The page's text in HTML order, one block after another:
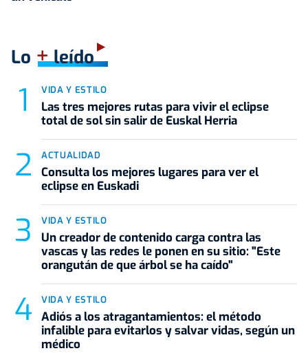
Lo +leído
VIDA Y ESTILO
Las tres mejores rutas para vivir el eclipse
total de sol sin salir de Euskal Herria
ACTUALIDAD
Consulta los mejores lugares para ver el
eclipse en Euskadi
VIDA Y ESTILO
Un creador de contenido carga contra las
vascas y las redes le ponen en su sitio: "Este
orangután de que árbol se ha caído"
VIDA Y ESTILO
Adiós a los atragantamientos: el método
infalible para evitarlos y salvar vidas, según un
médico